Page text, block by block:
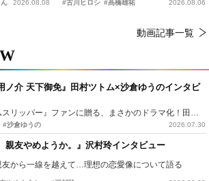
2026.08.08 #古川ヒロシ #髙橋雄祐 2026.08.06
動画記事一覧
ノ介 天下御免』田村ツトム×沙倉ゆうのインタビ
『侍タイムスリッパー』ファンに贈る、まさかのドラマ化！田村ツトム×沙倉ゆうのが語る『心配無用ノ介』撮影秘話
#沙倉ゆうの 2026.07.30
親友やめようか。』沢村玲インタビュー
友から一線を越えて…理想の恋愛像について語る